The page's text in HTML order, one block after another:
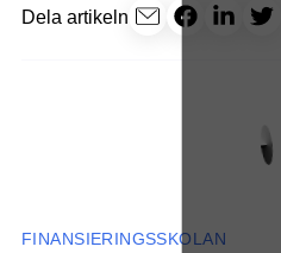
Dela artikeln
FINANSIERINGSSKOLAN